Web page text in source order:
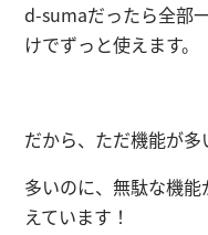
d-sumaだったら全部
けでずっと使えます。
だから、ただ機能が多
多いのに、無駄な機
えています！